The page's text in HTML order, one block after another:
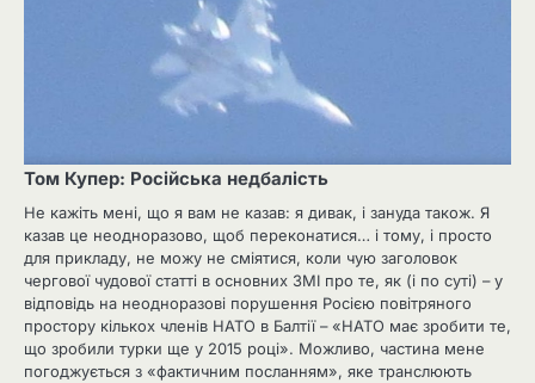
Том Купер: Російська недбалість
Не кажіть мені, що я вам не казав: я дивак, і зануда також. Я
казав це неодноразово, щоб переконатися… і тому, і просто
для прикладу, не можу не сміятися, коли чую заголовок
чергової чудової статті в основних ЗМІ про те, як (і по суті) – у
відповідь на неодноразові порушення Росією повітряного
простору кількох членів НАТО в Балтії – «НАТО має зробити те,
що зробили турки ще у 2015 році». Можливо, частина мене
погоджується з «фактичним посланням», яке транслюють